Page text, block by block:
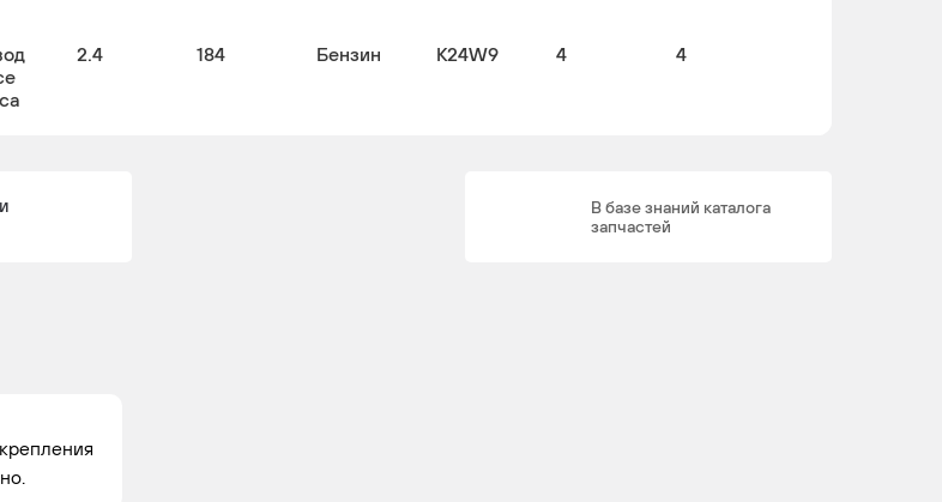
2.4 184 Бензин K24W9 4 4
В базе знаний каталога
запчастей